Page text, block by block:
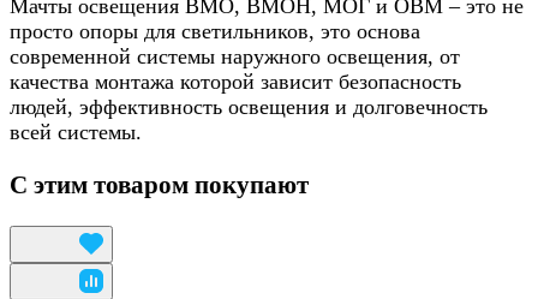
Мачты освещения ВМО, ВМОН, МОГ и ОВМ – это не
просто опоры для светильников, это основа
современной системы наружного освещения, от
качества монтажа которой зависит безопасность
людей, эффективность освещения и долговечность
всей системы.
С этим товаром покупают